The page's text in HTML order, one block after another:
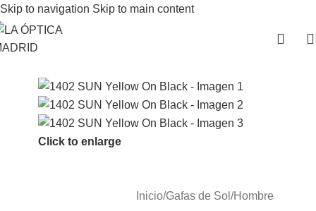
Skip to navigation Skip to main content
Click to enlarge
Inicio/Gafas de Sol/Hombre